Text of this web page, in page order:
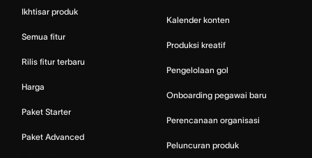
Ikhtisar produk
Semua fitur
Rilis fitur terbaru
Harga
Paket Starter
Paket Advanced
Kalender konten
Produksi kreatif
Pengelolaan gol
Onboarding pegawai baru
Perencanaan organisasi
Peluncuran produk